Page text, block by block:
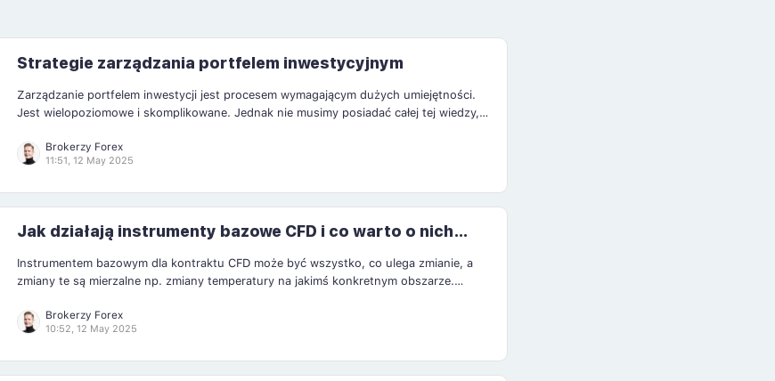
Strategie zarządzania portfelem inwestycyjnym
Zarządzanie portfelem inwestycji jest procesem wymagającym dużych umiejętności.
Jest wielopoziomowe i skomplikowane. Jednak nie musimy posiadać całej tej wiedzy,
Dywersyfikacja Dywersyfikacja to kluczowa strategia zarządzania portfelem inwestycji,
która polega na rozproszeniu kapitału na różne klasy […]
Brokerzy Forex
11:51, 12 May 2025
Jak działają instrumenty bazowe CFD i co warto o nich
Instrumentem bazowym dla kontraktu CFD może być wszystko, co ulega zmianie, a
zmiany te są mierzalne np. zmiany temperatury na jakimś konkretnym obszarze.
to, w jakim kierunku pójdzie zmiana, prawdopodobnie […]
Brokerzy Forex
10:52, 12 May 2025